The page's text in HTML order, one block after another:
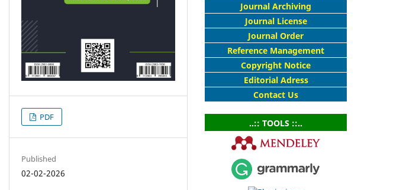
PDF
Published
02-02-2026
Journal Archiving
Journal License
Journal Order
Reference Management
Copyright Notice
Editorial Adress
Contact Us
..:: TOOLS ::..